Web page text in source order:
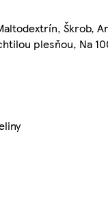
Škrob,
plesňou, Na